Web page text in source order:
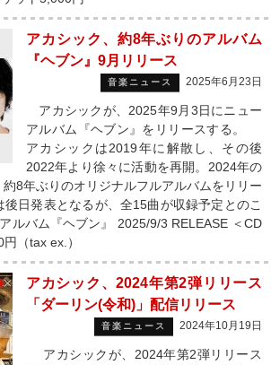
アカシック、約8年ぶりのアルバム
『ヘブン』9月リリース
音楽ニュース 2025年6月23日
アカシックが、2025年9月3日にニュー
アルバム『ヘブン』をリリースする。
アカシックは2019年に解散し、その後
2022年より徐々に活動を再開。2024年の
8年ぶりのオリジナルフルアルバムをリリー
後日発表となるが、全15曲が収録予定とのこ
ルバム『ヘブン』 2025/9/3 RELEASE ＜CD
（tax ex.）
アカシック、2024年第2弾リリース
「ダーリン(令和)」配信リリース
音楽ニュース 2024年10月19日
アカシックが、2024年第2弾リリース